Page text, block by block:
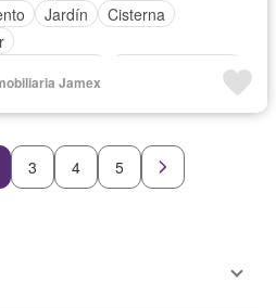
Jardín
Cisterna
Cocina equipada
Circuito cerrado de televisión
por cable
Calefacción
Vista panorámica
de vigilancia
Wifi
Jamex
3 4 5